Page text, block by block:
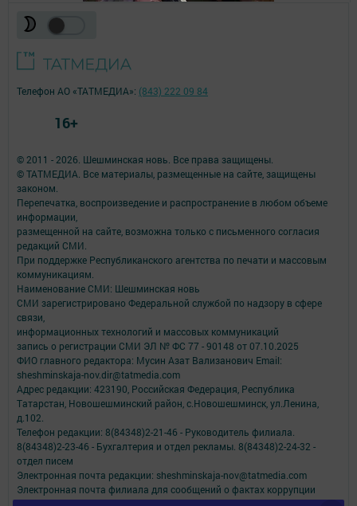
© 2011 - 2026. Шешминская новь. Все права защищены.
© ТАТМЕДИА. Все материалы, размещенные на сайте, защищены
законом.
Перепечатка, воспроизведение и распространение в любом объеме
информации,
размещенной на сайте, возможна только с письменного согласия
редакций СМИ.
При поддержке Республиканского агентства по печати и массовым
коммуникациям.
Наименование СМИ: Шешминская новь
СМИ зарегистрировано Федеральной службой по надзору в сфере
связи,
информационных технологий и массовых коммуникаций
запись о регистрации СМИ ЭЛ № ФС 77 - 90148 от 07.10.2025
ФИО главного редактора: Мусин Азат Вализанович Email:
sheshminskaja-nov.dir@tatmedia.com
Адрес редакции: 423190, Российская Федерация, Республика
Татарстан, Новошешминский район, с.Новошешминск, ул.Ленина,
д.102.
Телефон редакции: 8(84348)2-21-46 - Руководитель филиала.
8(84348)2-23-46 - Бухгалтерия и отдел рекламы. 8(84348)2-24-32 -
отдел писем
Электронная почта редакции: sheshminskaja-nov@tatmedia.com
Электронная почта филиала для сообщений о фактах коррупции
sheshminskaja-nov.dir@tatmedia.com
Телефон АО «ТАТМЕДИА»: (843) 222 09 84
16+